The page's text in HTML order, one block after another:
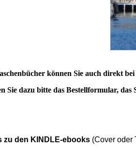
können Sie auch direkt
Sie dazu bitte das Bestellformular,
zu den KINDLE-ebooks (Cover oder